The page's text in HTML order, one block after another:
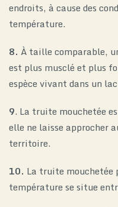
endroits, à cause des
température.
8. À taille comparable,
est plus musclé et plus
espèce vivant dans un
9. La truite mouchetée
elle ne laisse approcher
territoire.
10. La truite mouchetée
température se situe